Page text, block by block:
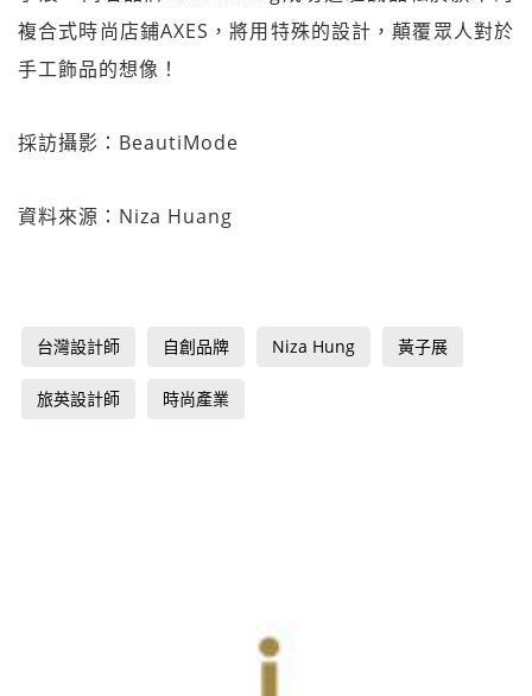
複合式時尚店鋪AXES，將用特殊的設計，顛覆眾人對於
手工飾品的想像！
採訪攝影：BeautiMode
資料來源：Niza Huang
台灣設計師 自創品牌 Niza Hung 黃子展
旅英設計師 時尚產業